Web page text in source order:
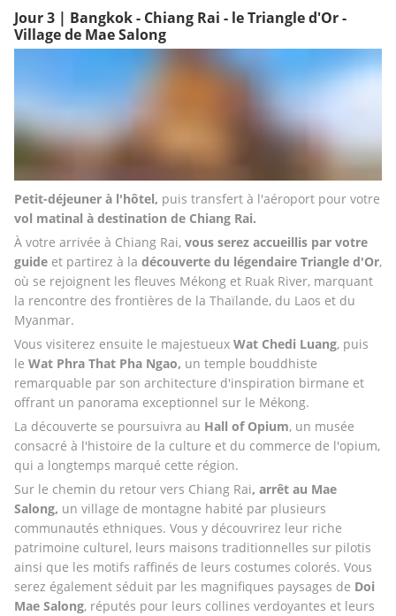
Jour 3 | Bangkok - Chiang Rai - le Triangle d'Or -
Village de Mae Salong
Petit-déjeuner à l'hôtel, puis transfert à l'aéroport pour votre
vol matinal à destination de Chiang Rai.
À votre arrivée à Chiang Rai, vous serez accueillis par votre
guide et partirez à la découverte du légendaire Triangle d'Or,
où se rejoignent les fleuves Mékong et Ruak River, marquant
la rencontre des frontières de la Thaïlande, du Laos et du
Myanmar.
Vous visiterez ensuite le majestueux Wat Chedi Luang, puis
le Wat Phra That Pha Ngao, un temple bouddhiste
remarquable par son architecture d'inspiration birmane et
offrant un panorama exceptionnel sur le Mékong.
La découverte se poursuivra au Hall of Opium, un musée
consacré à l'histoire de la culture et du commerce de l'opium,
qui a longtemps marqué cette région.
Sur le chemin du retour vers Chiang Rai, arrêt au Mae
Salong, un village de montagne habité par plusieurs
communautés ethniques. Vous y découvrirez leur riche
patrimoine culturel, leurs maisons traditionnelles sur pilotis
ainsi que les motifs raffinés de leurs costumes colorés. Vous
serez également séduit par les magnifiques paysages de Doi
Mae Salong, réputés pour leurs collines verdoyantes et leurs